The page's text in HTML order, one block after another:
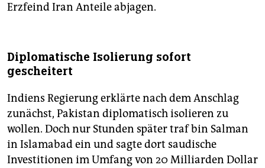
Erzfeind Iran Anteile abjagen.
Diplomatische Isolierung sofort
gescheitert
Indiens Regierung erklärte nach dem Anschlag
zunächst, Pakistan diplomatisch isolieren zu
wollen. Doch nur Stunden später traf bin Salman
in Islamabad ein und sagte dort saudische
Investitionen im Umfang von 20 Milliarden Dollar